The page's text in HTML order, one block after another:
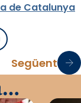
de Catalunya
Següent